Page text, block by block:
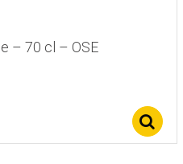
– 70 cl – OSE